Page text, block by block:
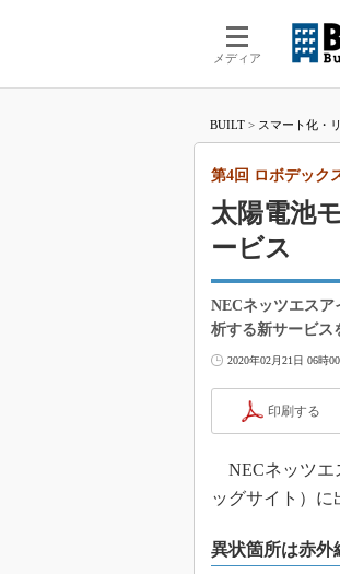
メディア
BUILT > スマート化・
太陽電池
ービス
第4回 ロボデック
NECネッツエス
析する新サービス
2020年02月21日 06時
印刷する
NECネッツエ
ッグサイト）に
異状箇所は赤外